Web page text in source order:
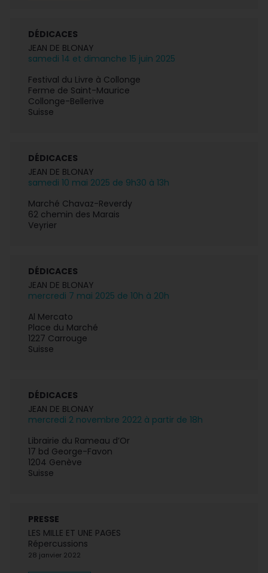
DÉDICACES
JEAN DE BLONAY
samedi 14 et dimanche 15 juin 2025
Festival du Livre à Collonge
Ferme de Saint-Maurice
Collonge-Bellerive
Suisse
DÉDICACES
JEAN DE BLONAY
samedi 10 mai 2025 de 9h30 à 13h
Marché Chavaz-Reverdy
62 chemin des Marais
Veyrier
DÉDICACES
JEAN DE BLONAY
mercredi 7 mai 2025 de 10h à 20h
Al Mercato
Place du Marché
1227 Carrouge
Suisse
DÉDICACES
JEAN DE BLONAY
mercredi 2 novembre 2022 à partir de 18h
Librairie du Rameau d’Or
17 bd George-Favon
1204 Genève
Suisse
PRESSE
LES MILLE ET UNE PAGES
Répercussions
28 janvier 2022